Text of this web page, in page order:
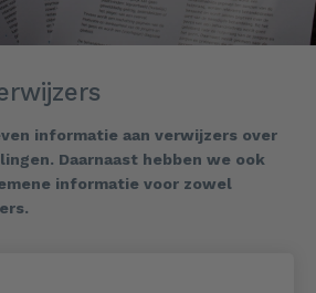
informatie aan verwijzers over
Daarnaast hebben we ook
informatie voor zowel